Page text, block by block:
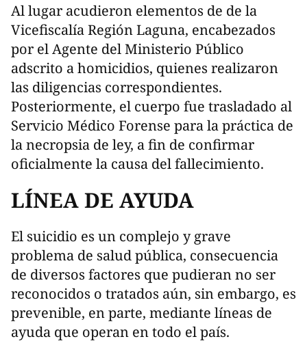
Al lugar acudieron elementos de de la
Vicefiscalía Región Laguna, encabezados
por el Agente del Ministerio Público
adscrito a homicidios, quienes realizaron
las diligencias correspondientes.
Posteriormente, el cuerpo fue trasladado al
Servicio Médico Forense para la práctica de
la necropsia de ley, a fin de confirmar
oficialmente la causa del fallecimiento.
LÍNEA DE AYUDA
El suicidio es un complejo y grave
problema de salud pública, consecuencia
de diversos factores que pudieran no ser
reconocidos o tratados aún, sin embargo, es
prevenible, en parte, mediante líneas de
ayuda que operan en todo el país.